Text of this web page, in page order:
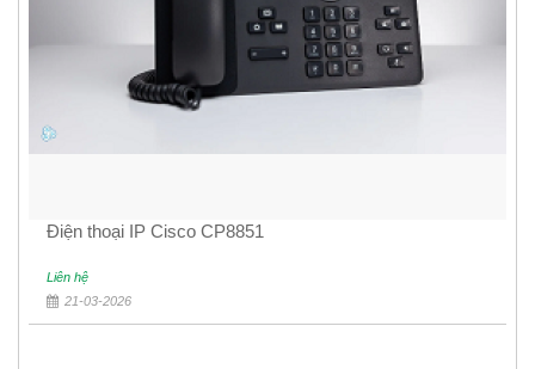
Điện thoại IP Cisco CP8851
Liên hệ
21-03-2026